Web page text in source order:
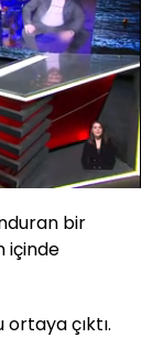
Oynatma
Hızı
bir
içinde
çıktı.